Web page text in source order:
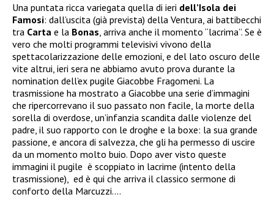
Una puntata ricca variegata quella di ieri dell’Isola dei
Famosi: dall’uscita (già prevista) della Ventura, ai battibecchi
tra Carta e la Bonas , arriva anche il momento “lacrima”. Se è
vero che molti programmi televisivi vivono della
spettacolarizzazione delle emozioni, e del lato oscuro delle
vite altrui, ieri sera ne abbiamo avuto prova durante la
nomination dell’ex pugile Giacobbe Fragomeni. La
trasmissione ha mostrato a Giacobbe una serie d’immagini
che ripercorrevano il suo passato non facile, la morte della
sorella di overdose, un’infanzia scandita dalle violenze del
padre, il suo rapporto con le droghe e la boxe: la sua grande
passione, e ancora di salvezza, che gli ha permesso di uscire
da un momento molto buio. Dopo aver visto queste
immagini il pugile è scoppiato in lacrime (intento della
trasmissione), ed è qui che arriva il classico sermone di
conforto della Marcuzzi….